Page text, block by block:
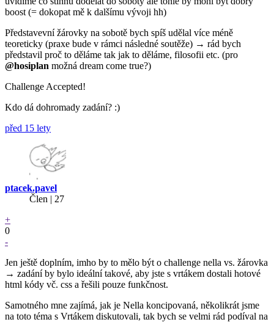
boost (= dokopat mě k dalšímu vývoji hh)
Představevní žárovky na sobotě bych spíš udělal více méně
teoreticky (praxe bude v rámci následné soutěže) → rád bych
představil proč to děláme tak jak to děláme, filosofii etc. (pro
@hosiplan možná dream come true?)
Challenge Accepted!
Kdo dá dohromady zadání? :)
před 15 lety
ptacek.pavel
Člen | 27
+
0
-
Jen ještě doplním, imho by to mělo být o challenge nella vs. žárovka
→ zadání by bylo ideální takové, aby jste s vrtákem dostali hotové
html kódy vč. css a řešili pouze funkčnost.
Samotného mne zajímá, jak je Nella koncipovaná, několikrát jsme
na toto téma s Vrtákem diskutovali, tak bych se velmi rád podíval na